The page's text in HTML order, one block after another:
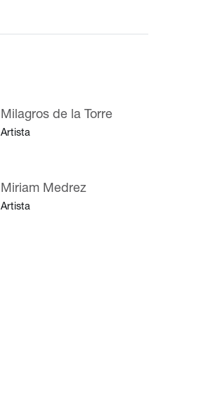
Milagros de la Torre
Artista
Miriam Medrez
Artista